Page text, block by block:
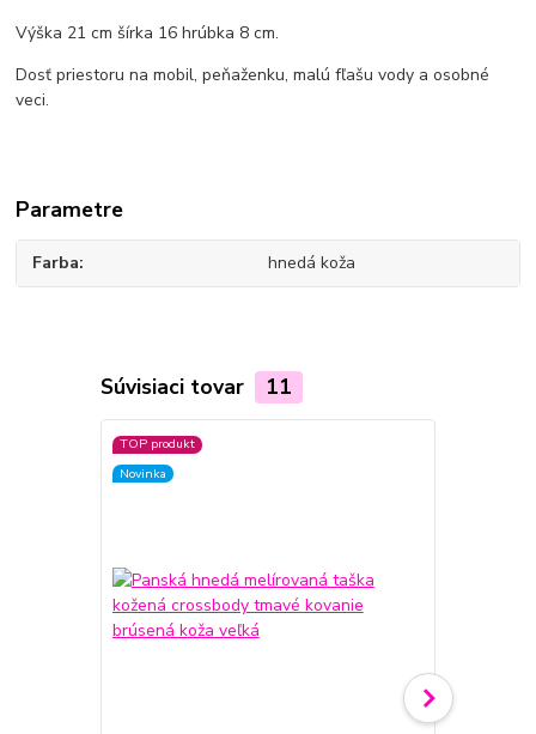
Výška 21 cm šírka 16 hrúbka 8 cm.
Dosť priestoru na mobil, peňaženku, malú fľašu vody a osobné
veci.
Parametre
Farba hnedá koža
Súvisiaci tovar 11
TOP produkt
Novinka